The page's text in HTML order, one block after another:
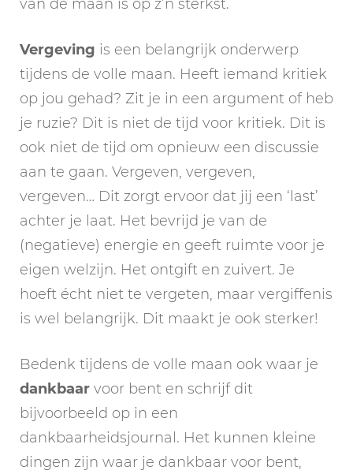
van de maan is op z’n sterkst.
Vergeving is een belangrijk onderwerp
tijdens de volle maan. Heeft iemand kritiek
op jou gehad? Zit je in een argument of heb
je ruzie? Dit is niet de tijd voor kritiek. Dit is
ook niet de tijd om opnieuw een discussie
aan te gaan. Vergeven, vergeven,
vergeven… Dit zorgt ervoor dat jij een ‘last’
achter je laat. Het bevrijd je van de
(negatieve) energie en geeft ruimte voor je
eigen welzijn. Het ontgift en zuivert. Je
hoeft écht niet te vergeten, maar vergiffenis
is wel belangrijk. Dit maakt je ook sterker!
Bedenk tijdens de volle maan ook waar je
dankbaar voor bent en schrijf dit
bijvoorbeeld op in een
dankbaarheidsjournal. Het kunnen kleine
dingen zijn waar je dankbaar voor bent,